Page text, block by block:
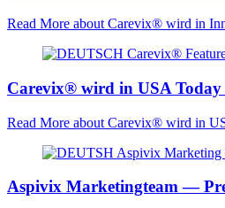
Read More about Carevix® wird in
Carevix® wird in USA Today
Read More about Carevix® wird in
Aspivix Marketingteam —